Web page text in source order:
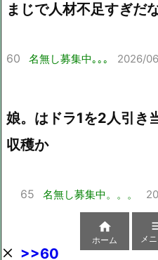
まじで人材不足すぎだ
60 名無し募集中｡｡｡ 2026/
娘。はドラ1を2人引き
収穫か
65 名無し募集中。。。
>>60

ホーム メ